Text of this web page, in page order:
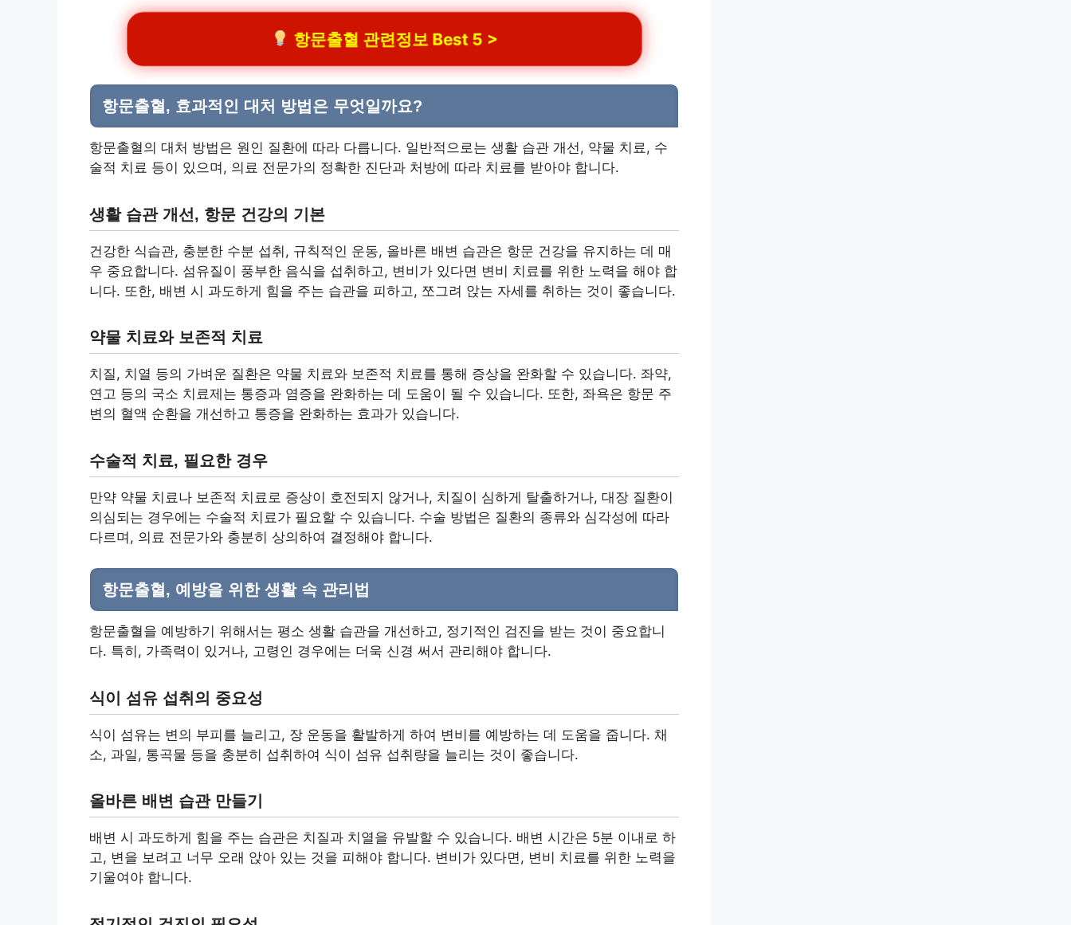
항문출혈 관련정보 Best 5 >
항문출혈, 효과적인 대처 방법은 무엇일까요?
항문출혈의 대처 방법은 원인 질환에 따라 다릅니다. 일반적으로는 생활 습관 개선, 약물 치료, 수
술적 치료 등이 있으며, 의료 전문가의 정확한 진단과 처방에 따라 치료를 받아야 합니다.
생활 습관 개선, 항문 건강의 기본
건강한 식습관, 충분한 수분 섭취, 규칙적인 운동, 올바른 배변 습관은 항문 건강을 유지하는 데 매
우 중요합니다. 섬유질이 풍부한 음식을 섭취하고, 변비가 있다면 변비 치료를 위한 노력을 해야 합
니다. 또한, 배변 시 과도하게 힘을 주는 습관을 피하고, 쪼그려 앉는 자세를 취하는 것이 좋습니다.
약물 치료와 보존적 치료
치질, 치열 등의 가벼운 질환은 약물 치료와 보존적 치료를 통해 증상을 완화할 수 있습니다. 좌약,
연고 등의 국소 치료제는 통증과 염증을 완화하는 데 도움이 될 수 있습니다. 또한, 좌욕은 항문 주
변의 혈액 순환을 개선하고 통증을 완화하는 효과가 있습니다.
수술적 치료, 필요한 경우
만약 약물 치료나 보존적 치료로 증상이 호전되지 않거나, 치질이 심하게 탈출하거나, 대장 질환이
의심되는 경우에는 수술적 치료가 필요할 수 있습니다. 수술 방법은 질환의 종류와 심각성에 따라
다르며, 의료 전문가와 충분히 상의하여 결정해야 합니다.
항문출혈, 예방을 위한 생활 속 관리법
항문출혈을 예방하기 위해서는 평소 생활 습관을 개선하고, 정기적인 검진을 받는 것이 중요합니
다. 특히, 가족력이 있거나, 고령인 경우에는 더욱 신경 써서 관리해야 합니다.
식이 섬유 섭취의 중요성
식이 섬유는 변의 부피를 늘리고, 장 운동을 활발하게 하여 변비를 예방하는 데 도움을 줍니다. 채
소, 과일, 통곡물 등을 충분히 섭취하여 식이 섬유 섭취량을 늘리는 것이 좋습니다.
올바른 배변 습관 만들기
배변 시 과도하게 힘을 주는 습관은 치질과 치열을 유발할 수 있습니다. 배변 시간은 5분 이내로 하
고, 변을 보려고 너무 오래 앉아 있는 것을 피해야 합니다. 변비가 있다면, 변비 치료를 위한 노력을
기울여야 합니다.